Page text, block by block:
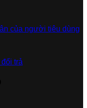
của người tiêu dùng
trả